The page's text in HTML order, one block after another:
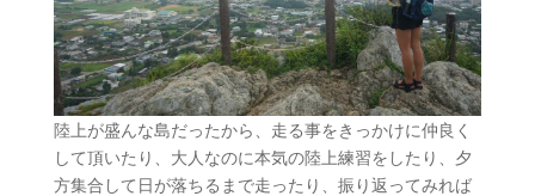
陸上が盛んな島だったから、走る事をきっかけに仲良く
して頂いたり、大人なのに本気の陸上練習をしたり、夕
方集合して日が落ちるまで走ったり、振り返ってみれば